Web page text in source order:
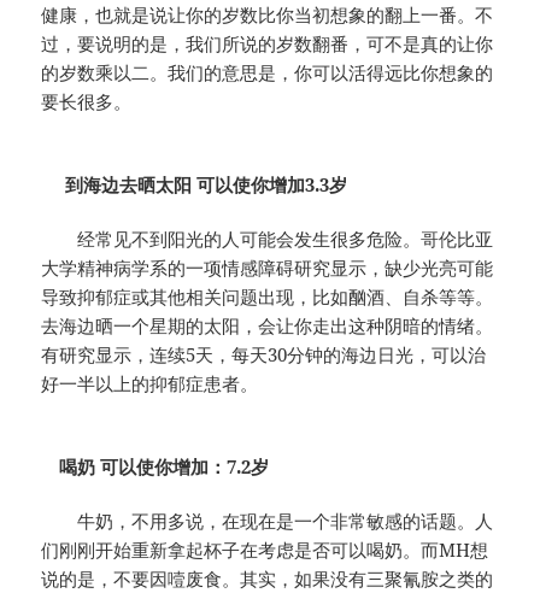
健康，也就是说让你的岁数比你当初想象的翻上一番。不
过，要说明的是，我们所说的岁数翻番，可不是真的让你
的岁数乘以二。我们的意思是，你可以活得远比你想象的
要长很多。
到海边去晒太阳 可以使你增加3.3岁
经常见不到阳光的人可能会发生很多危险。哥伦比亚
大学精神病学系的一项情感障碍研究显示，缺少光亮可能
导致抑郁症或其他相关问题出现，比如酗酒、自杀等等。
去海边晒一个星期的太阳，会让你走出这种阴暗的情绪。
有研究显示，连续5天，每天30分钟的海边日光，可以治
好一半以上的抑郁症患者。
喝奶 可以使你增加：7.2岁
牛奶，不用多说，在现在是一个非常敏感的话题。人
们刚刚开始重新拿起杯子在考虑是否可以喝奶。而MH想
说的是，不要因噎废食。其实，如果没有三聚氰胺之类的